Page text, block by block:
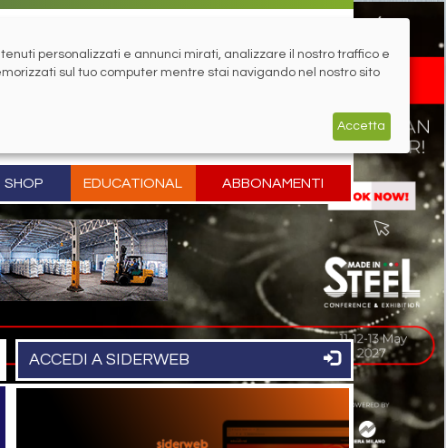
SHOP EDUCATIONAL ABBONAMENTI
ACCEDI A SIDERWEB
personalizzati e annunci mirati, analizzare il nostro traffico e
sul tuo computer mentre stai navigando nel nostro sito
Accetta